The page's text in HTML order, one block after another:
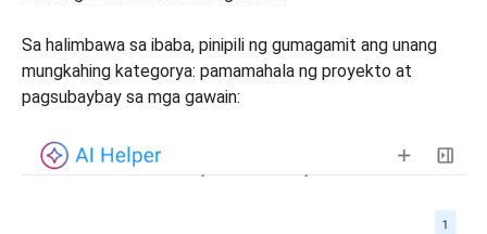
Sa halimbawa sa ibaba, pinipili ng gumagamit ang unang
mungkahing kategorya: pamamahala ng proyekto at
pagsubaybay sa mga gawain: